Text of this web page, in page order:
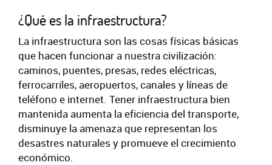
¿Qué es la infraestructura?
La infraestructura son las cosas físicas básicas
que hacen funcionar a nuestra civilización:
caminos, puentes, presas, redes eléctricas,
ferrocarriles, aeropuertos, canales y líneas de
teléfono e internet. Tener infraestructura bien
mantenida aumenta la eficiencia del transporte,
disminuye la amenaza que representan los
desastres naturales y promueve el crecimiento
económico.